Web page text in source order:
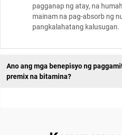
pagganap ng atay, na
mainam na pag-absorb ng
pangkalahatang kalusugan.
Ano ang mga benepisyo ng
premix na bitamina?